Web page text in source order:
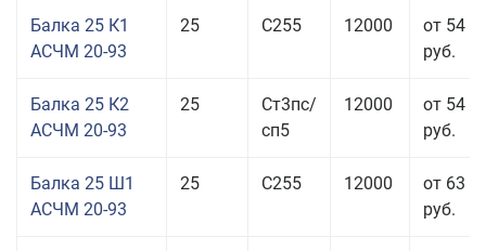
Балка 25 К1
АСЧМ 20-93
25 С255 12000
от 54
руб.
Балка 25 К2
АСЧМ 20-93
25
Ст3пс/
сп5
12000
от 54
руб.
Балка 25 Ш1
АСЧМ 20-93
25 С255 12000
от 63
руб.